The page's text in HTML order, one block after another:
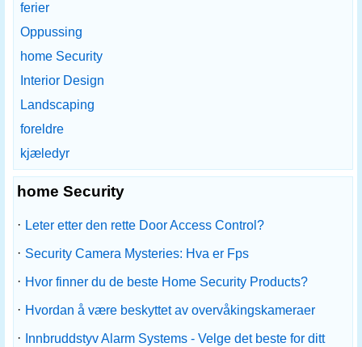
ferier
Oppussing
home Security
Interior Design
Landscaping
foreldre
kjæledyr
home Security
· Leter etter den rette Door Access Control?
· Security Camera Mysteries: Hva er Fps
· Hvor finner du de beste Home Security Products?
· Hvordan å være beskyttet av overvåkingskameraer
·
Innbruddstyv Alarm Systems - Velge det beste for ditt